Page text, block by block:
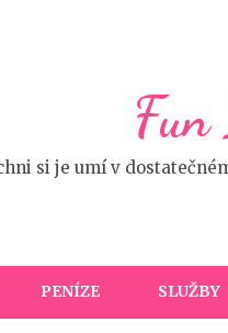
si je umí v
PENÍZE SLUŽBY